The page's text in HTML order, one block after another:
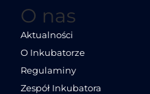
O nas
Aktualności
O Inkubatorze
Regulaminy
Zespół Inkubatora